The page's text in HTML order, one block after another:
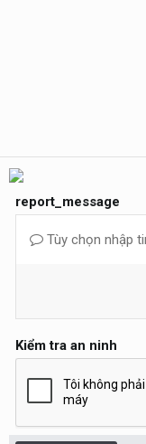
report_message
Tùy chọn nhập
Kiểm tra an ninh